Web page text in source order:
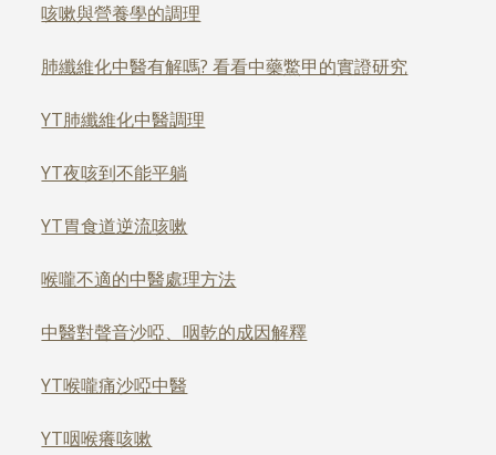
咳嗽與營養學的調理
肺纖維化中醫有解嗎? 看看中藥鱉甲的實證研究
YT肺纖維化中醫調理
YT夜咳到不能平躺
YT胃食道逆流咳嗽
喉嚨不適的中醫處理方法
中醫對聲音沙啞、咽乾的成因解釋
YT喉嚨痛沙啞中醫
YT咽喉癢咳嗽